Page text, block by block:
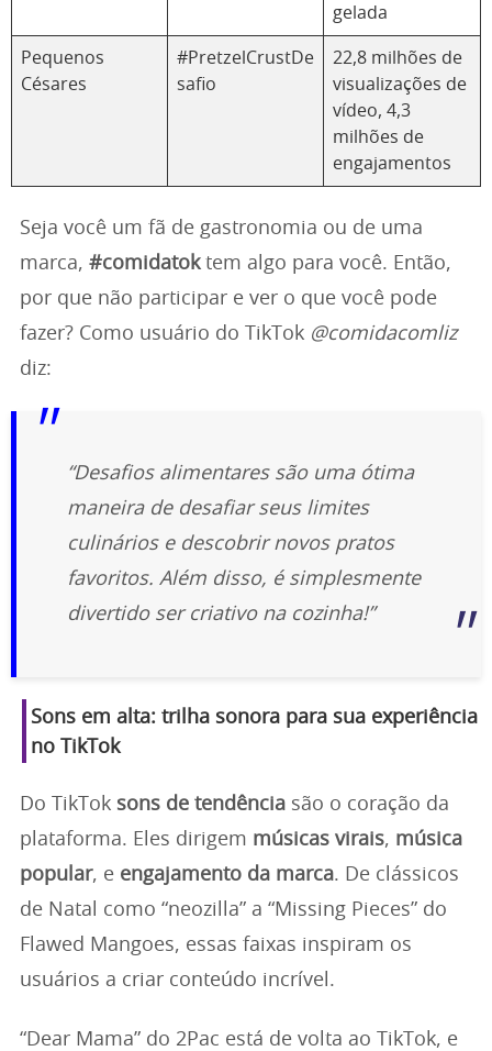
gelada
Pequenos
Césares
#PretzelCrustDe
safio
22,8 milhões de
visualizações de
vídeo, 4,3
milhões de
engajamentos
Seja você um fã de gastronomia ou de uma
marca, #comidatoktem algo para você. Então,
por que não participar e ver o que você pode
fazer? Como usuário do TikTok @comidacomliz
diz:
“Desafios alimentares são uma ótima
maneira de desafiar seus limites
culinários e descobrir novos pratos
favoritos. Além disso, é simplesmente
divertido ser criativo na cozinha!”
Sons em alta: trilha sonora para sua experiência
no TikTok
Do TikTok sons de tendência são o coração da
plataforma. Eles dirigem músicas virais, música
popular, e engajamento da marca. De clássicos
de Natal como “neozilla” a “Missing Pieces” do
Flawed Mangoes, essas faixas inspiram os
usuários a criar conteúdo incrível.
“Dear Mama” do 2Pac está de volta ao TikTok, e